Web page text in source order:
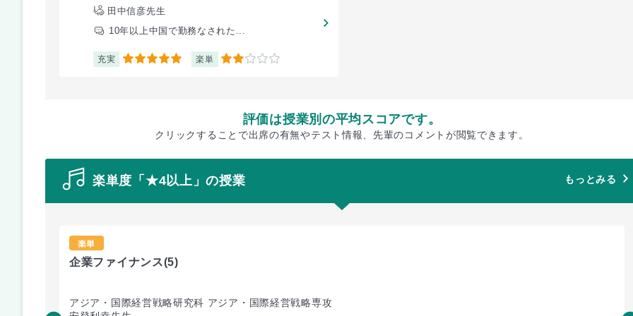
田中信彦先生
10年以上中国で勤務なされた...
充実 5 楽単 2
評価は授業別の平均スコアです。
クリックすることで出席の有無やテスト情報、先輩のコメントが閲覧できます。
楽単度「★4以上」の授業 もっとみる
楽単
企業ファイナンス(5)
アジア・国際経営戦略研究科 アジア・国際経営戦略専攻